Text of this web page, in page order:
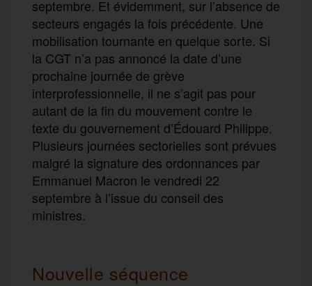
septembre. Et évidemment, sur l’absence de
secteurs engagés la fois précédente. Une
mobilisation tournante en quelque sorte. Si
la CGT n’a pas annoncé la date d’une
prochaine journée de grève
interprofessionnelle, il ne s’agit pas pour
autant de la fin du mouvement contre le
texte du gouvernement d’Édouard Philippe.
Plusieurs journées sectorielles sont prévues
malgré la signature des ordonnances par
Emmanuel Macron le vendredi 22
septembre à l’issue du conseil des
ministres.
Nouvelle séquence